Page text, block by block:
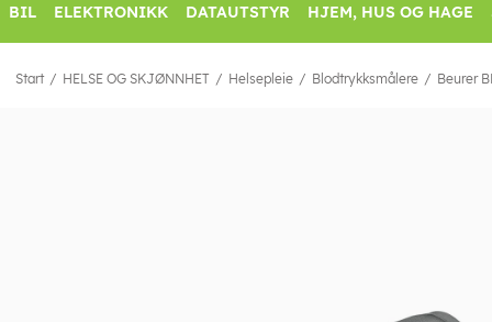
BIL ELEKTRONIKK DATAUTSTYR HJEM, HUS OG HAGE
Start HELSE OG SKJØNNHET Helsepleie Blodtrykksmålere Beurer